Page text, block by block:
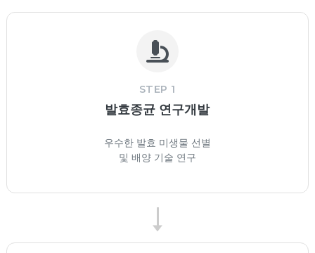
STEP 1
발효종균 연구개발
우수한 발효 미생물 선별
및 배양 기술 연구